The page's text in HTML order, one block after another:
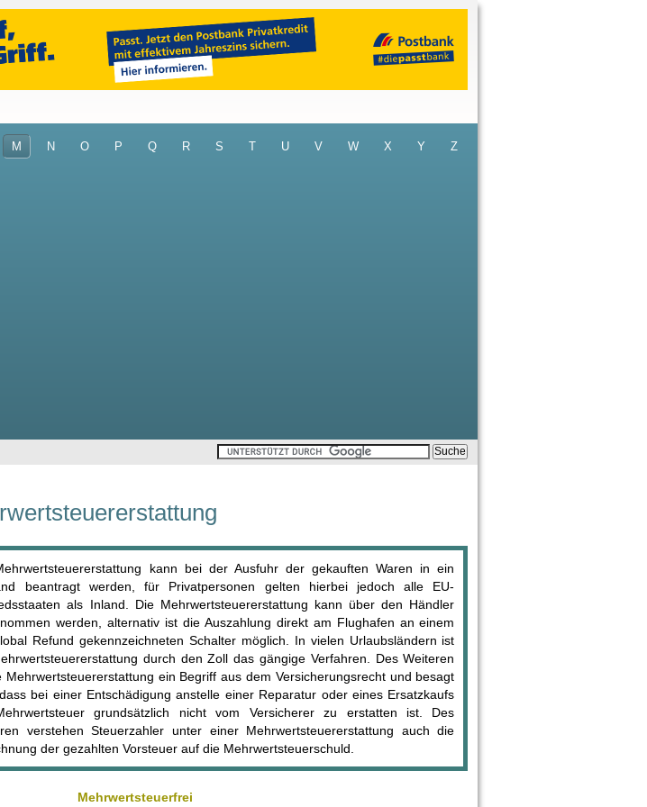
M N O P Q R S T U V W X Y Z
kann bei der Ausfuhr der gekauften Waren in ein
beantragt werden, für Privatpersonen gelten hierbei jedoch alle EU-
als Inland. Die Mehrwertsteuererstattung kann über den Händler
werden, alternativ ist die Auszahlung direkt am Flughafen an einem
Refund gekennzeichneten Schalter möglich. In vielen Urlaubsländern ist
durch den Zoll das gängige Verfahren. Des Weiteren
Mehrwertsteuererstattung ein Begriff aus dem Versicherungsrecht und besagt
bei einer Entschädigung anstelle einer Reparatur oder eines Ersatzkaufs
grundsätzlich nicht vom Versicherer zu erstatten ist. Des
verstehen Steuerzahler unter einer Mehrwertsteuererstattung auch die
der gezahlten Vorsteuer auf die Mehrwertsteuerschuld.
Mehrwertsteuerfrei